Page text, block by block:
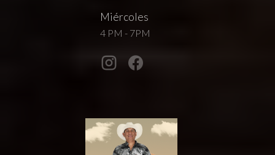
Miércoles
4 PM - 7PM